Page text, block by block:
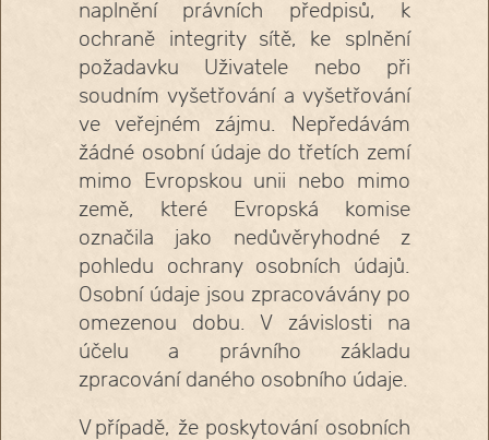
naplnění právních předpisů, k
ochraně integrity sítě, ke splnění
požadavku Uživatele nebo při
soudním vyšetřování a vyšetřování
ve veřejném zájmu. Nepředávám
žádné osobní údaje do třetích zemí
mimo Evropskou unii nebo mimo
země, které Evropská komise
označila jako nedůvěryhodné z
pohledu ochrany osobních údajů.
Osobní údaje jsou zpracovávány po
omezenou dobu. V závislosti na
účelu a právního základu
zpracování daného osobního údaje.
V případě, že poskytování osobních